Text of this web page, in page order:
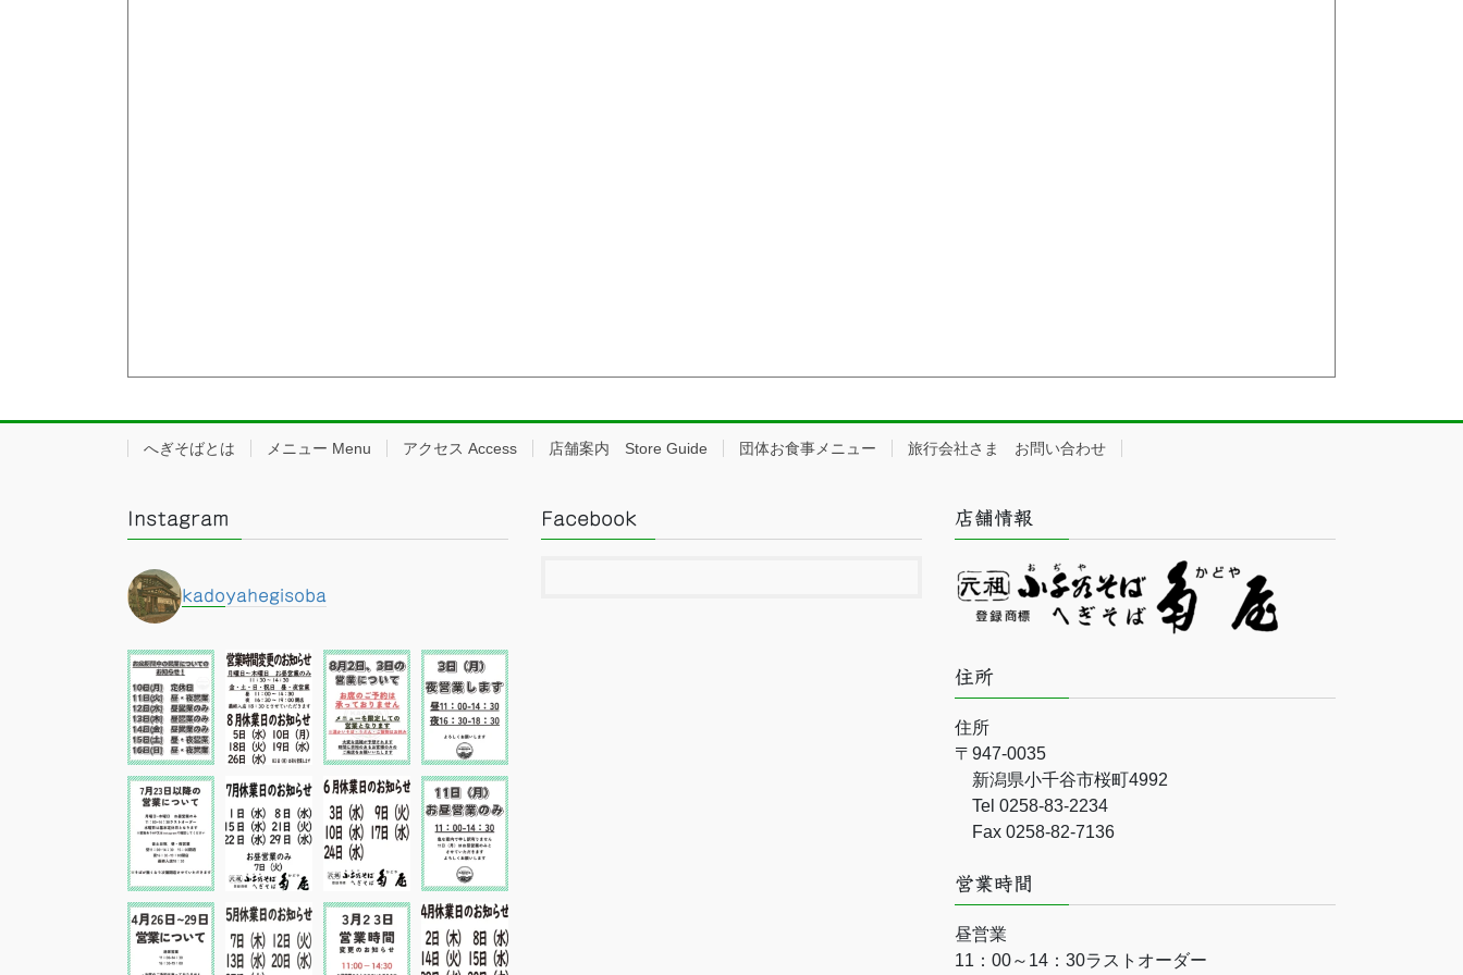
へぎそばとは メニュー Menu アクセス Access 店舗案内 Store Guide 団体お食事メニュー 旅行会社さま お問い合わせ
Instagram
kadoyahegisoba
Facebook 店舗情報
住所
住所
〒947-0035
新潟県小千谷市桜町4992
Tel 0258-83-2234
Fax 0258-82-7136
営業時間
昼営業
11：00～14：30ラストオーダー